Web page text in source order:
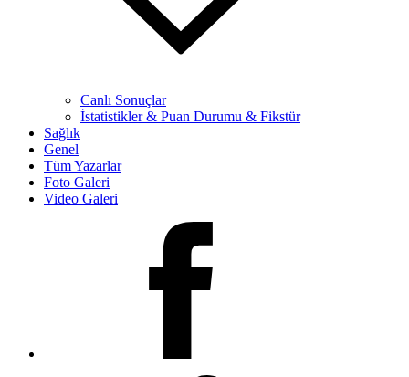
Canlı Sonuçlar
İstatistikler & Puan Durumu & Fikstür
Sağlık
Genel
Tüm Yazarlar
Foto Galeri
Video Galeri